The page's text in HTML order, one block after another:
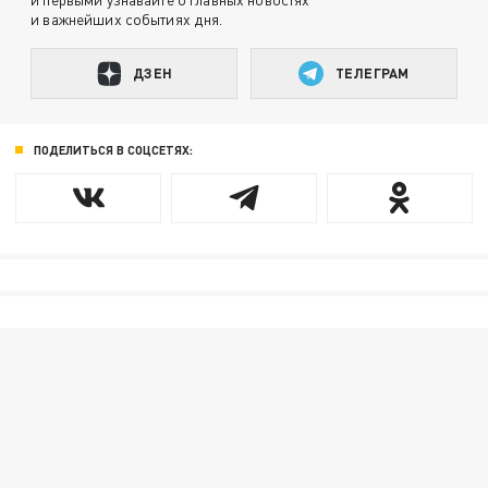
и важнейших событиях дня.
ДЗЕН ТЕЛЕГРАМ
ПОДЕЛИТЬСЯ В СОЦСЕТЯХ: